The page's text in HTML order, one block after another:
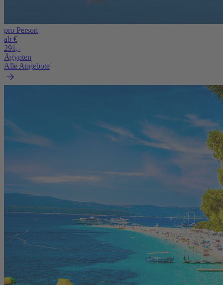
pro Person
ab €
291,-
Ägypten
Alle Angebote